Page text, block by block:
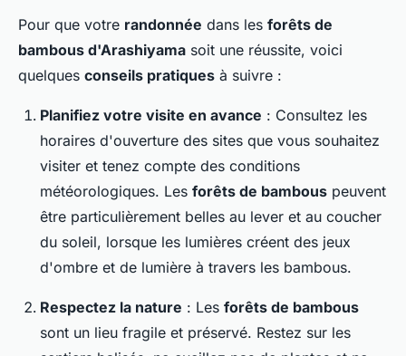
Pour que votre randonnée dans les forêts de
bambous d'Arashiyama soit une réussite, voici
quelques conseils pratiques à suivre :
Planifiez votre visite en avance : Consultez les
horaires d'ouverture des sites que vous souhaitez
visiter et tenez compte des conditions
météorologiques. Les forêts de bambous peuvent
être particulièrement belles au lever et au coucher
du soleil, lorsque les lumières créent des jeux
d'ombre et de lumière à travers les bambous.
Respectez la nature : Les forêts de bambous
sont un lieu fragile et préservé. Restez sur les